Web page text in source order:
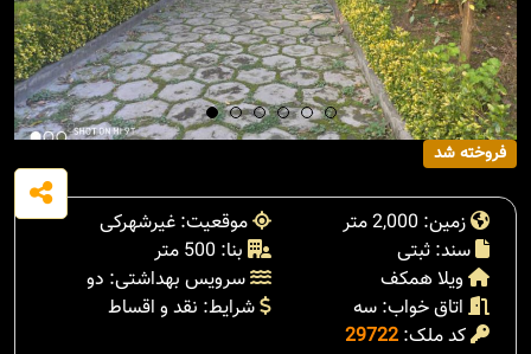
فروخته شد
زمین: 2,000 متر
موقعیت: غیرشهرکی
سند: ثبتی
بنا: 500 متر
ویلا همکف
سرویس بهداشتی: دو
اتاق خواب: سه
شرایط: نقد و اقساط
کد ملک: 29722